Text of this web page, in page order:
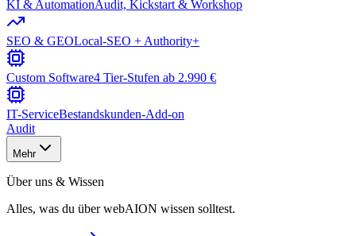
KI & AutomationAudit, Kickstart & Workshop
SEO & GEOLocal-SEO + Authority+
Custom Software4 Tier-Stufen ab 2.990 €
IT-ServiceBestandskunden-Add-on
Audit
Mehr
Über uns & Wissen
Alles, was du über webAION wissen solltest.